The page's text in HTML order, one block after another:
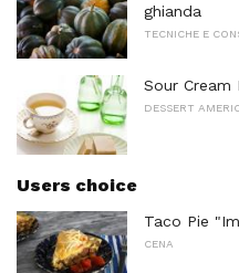
ghianda
TECNICHE E
Sour Cream
DESSERT
Users choice
Taco Pie
CENA